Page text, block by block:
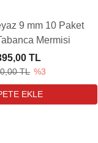
9 mm 10 Paket
Mermisi
TL %3
TL